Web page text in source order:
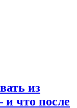
из
и что после